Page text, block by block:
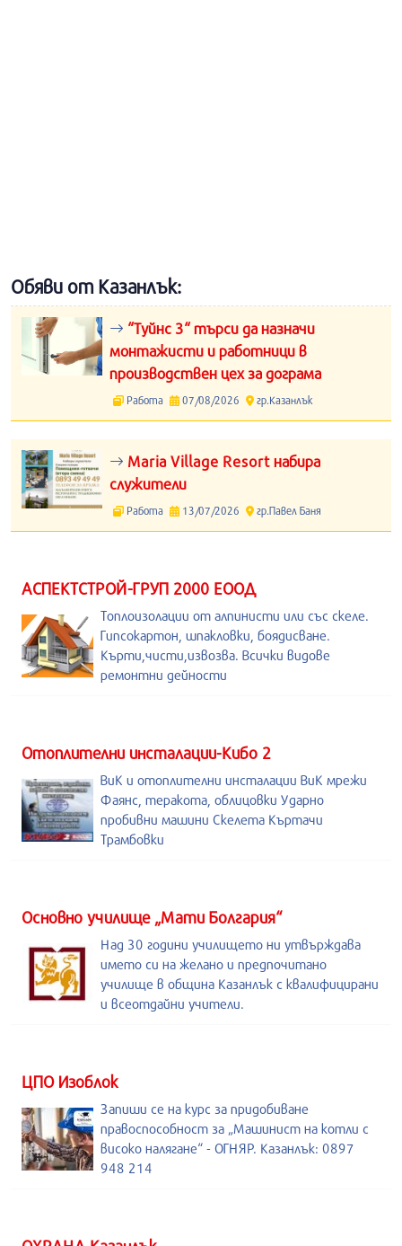
Обяви от Казанлък:
“Туйнс 3“ търси да назначи
монтажисти и работници в
производствен цех за дограма
Работа 07/08/2026 гр.Казанлък
Maria Village Resort набира
служители
Работа 13/07/2026 гр.Павел Баня
АСПЕКТСТРОЙ-ГРУП 2000 ЕООД
Топлоизолации от алпинисти или със скеле.
Гипсокартон, шпакловки, боядисване.
Кърти,чисти,извозва. Всички видове
ремонтни дейности
Отоплителни инсталации-Кибо 2
ВиК и отоплителни инсталации ВиК мрежи
Фаянс, теракота, облицовки Ударно
пробивни машини Скелета Къртачи
Трамбовки
Основно училище „Мати Болгария“
Над 30 години училището ни утвърждава
името си на желано и предпочитано
училище в община Казанлък с квалифицирани
и всеотдайни учители.
ЦПО Изоблок
Запиши се на курс за придобиване
правоспособност за „Машинист на котли с
високо налягане“ - ОГНЯР. Казанлък: 0897
948 214